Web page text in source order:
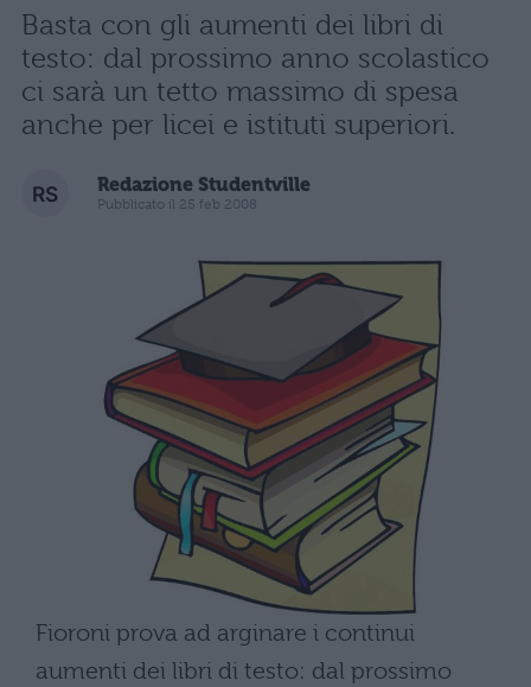
Basta con gli aumenti dei libri di
testo: dal prossimo anno scolastico
ci sarà un tetto massimo di spesa
anche per licei e istituti superiori.
Redazione Studentville
Pubblicato il 25 feb 2008
Fioroni prova ad arginare i continui
aumenti dei libri di testo: dal prossimo